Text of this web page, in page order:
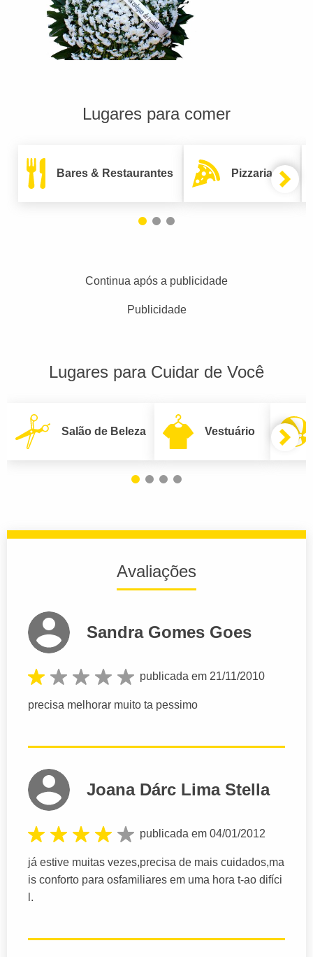
Lugares para comer
Bares & Restaurantes Pizzarias
Continua após a publicidade
Publicidade
Lugares para Cuidar de Você
Salão de Beleza Vestuário
Avaliações
Sandra Gomes Goes
publicada em 21/11/2010
precisa melhorar muito ta pessimo
Joana Dárc Lima Stella
publicada em 04/01/2012
já estive muitas vezes,precisa de mais cuidados,ma
is conforto para osfamiliares em uma hora t-ao difíci
l.